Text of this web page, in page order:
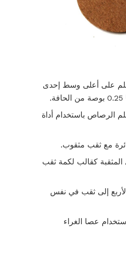
على أعلى وسط إحدى
الرصاص باستخدام أداة
مع ثقب مثقوب.
المثقبة كقالب لكمة ثقب
إلى ثقب في نفس
عصا الغراء